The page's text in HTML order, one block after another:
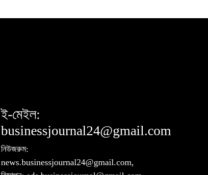
ই-মেইল:
businessjournal24@gmail.com
নিউজরুম:
news.businessjournal24@gmail.com,